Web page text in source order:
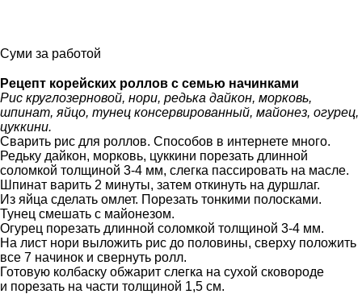
Суми за работой
Рецепт корейских роллов с семью начинками
Рис круглозерновой, нори, редька дайкон, морковь,
шпинат, яйцо, тунец консервированный, майонез, огурец,
цуккини.
Сварить рис для роллов. Способов в интернете много.
Редьку дайкон, морковь, цуккини порезать длинной
соломкой толщиной 3-4 мм, слегка пассировать на масле.
Шпинат варить 2 минуты, затем откинуть на дуршлаг.
Из яйца сделать омлет. Порезать тонкими полосками.
Тунец смешать с майонезом.
Огурец порезать длинной соломкой толщиной 3-4 мм.
На лист нори выложить рис до половины, сверху положить
все 7 начинок и свернуть ролл.
Готовую колбаску обжарит слегка на сухой сковороде
и порезать на части толщиной 1,5 см.